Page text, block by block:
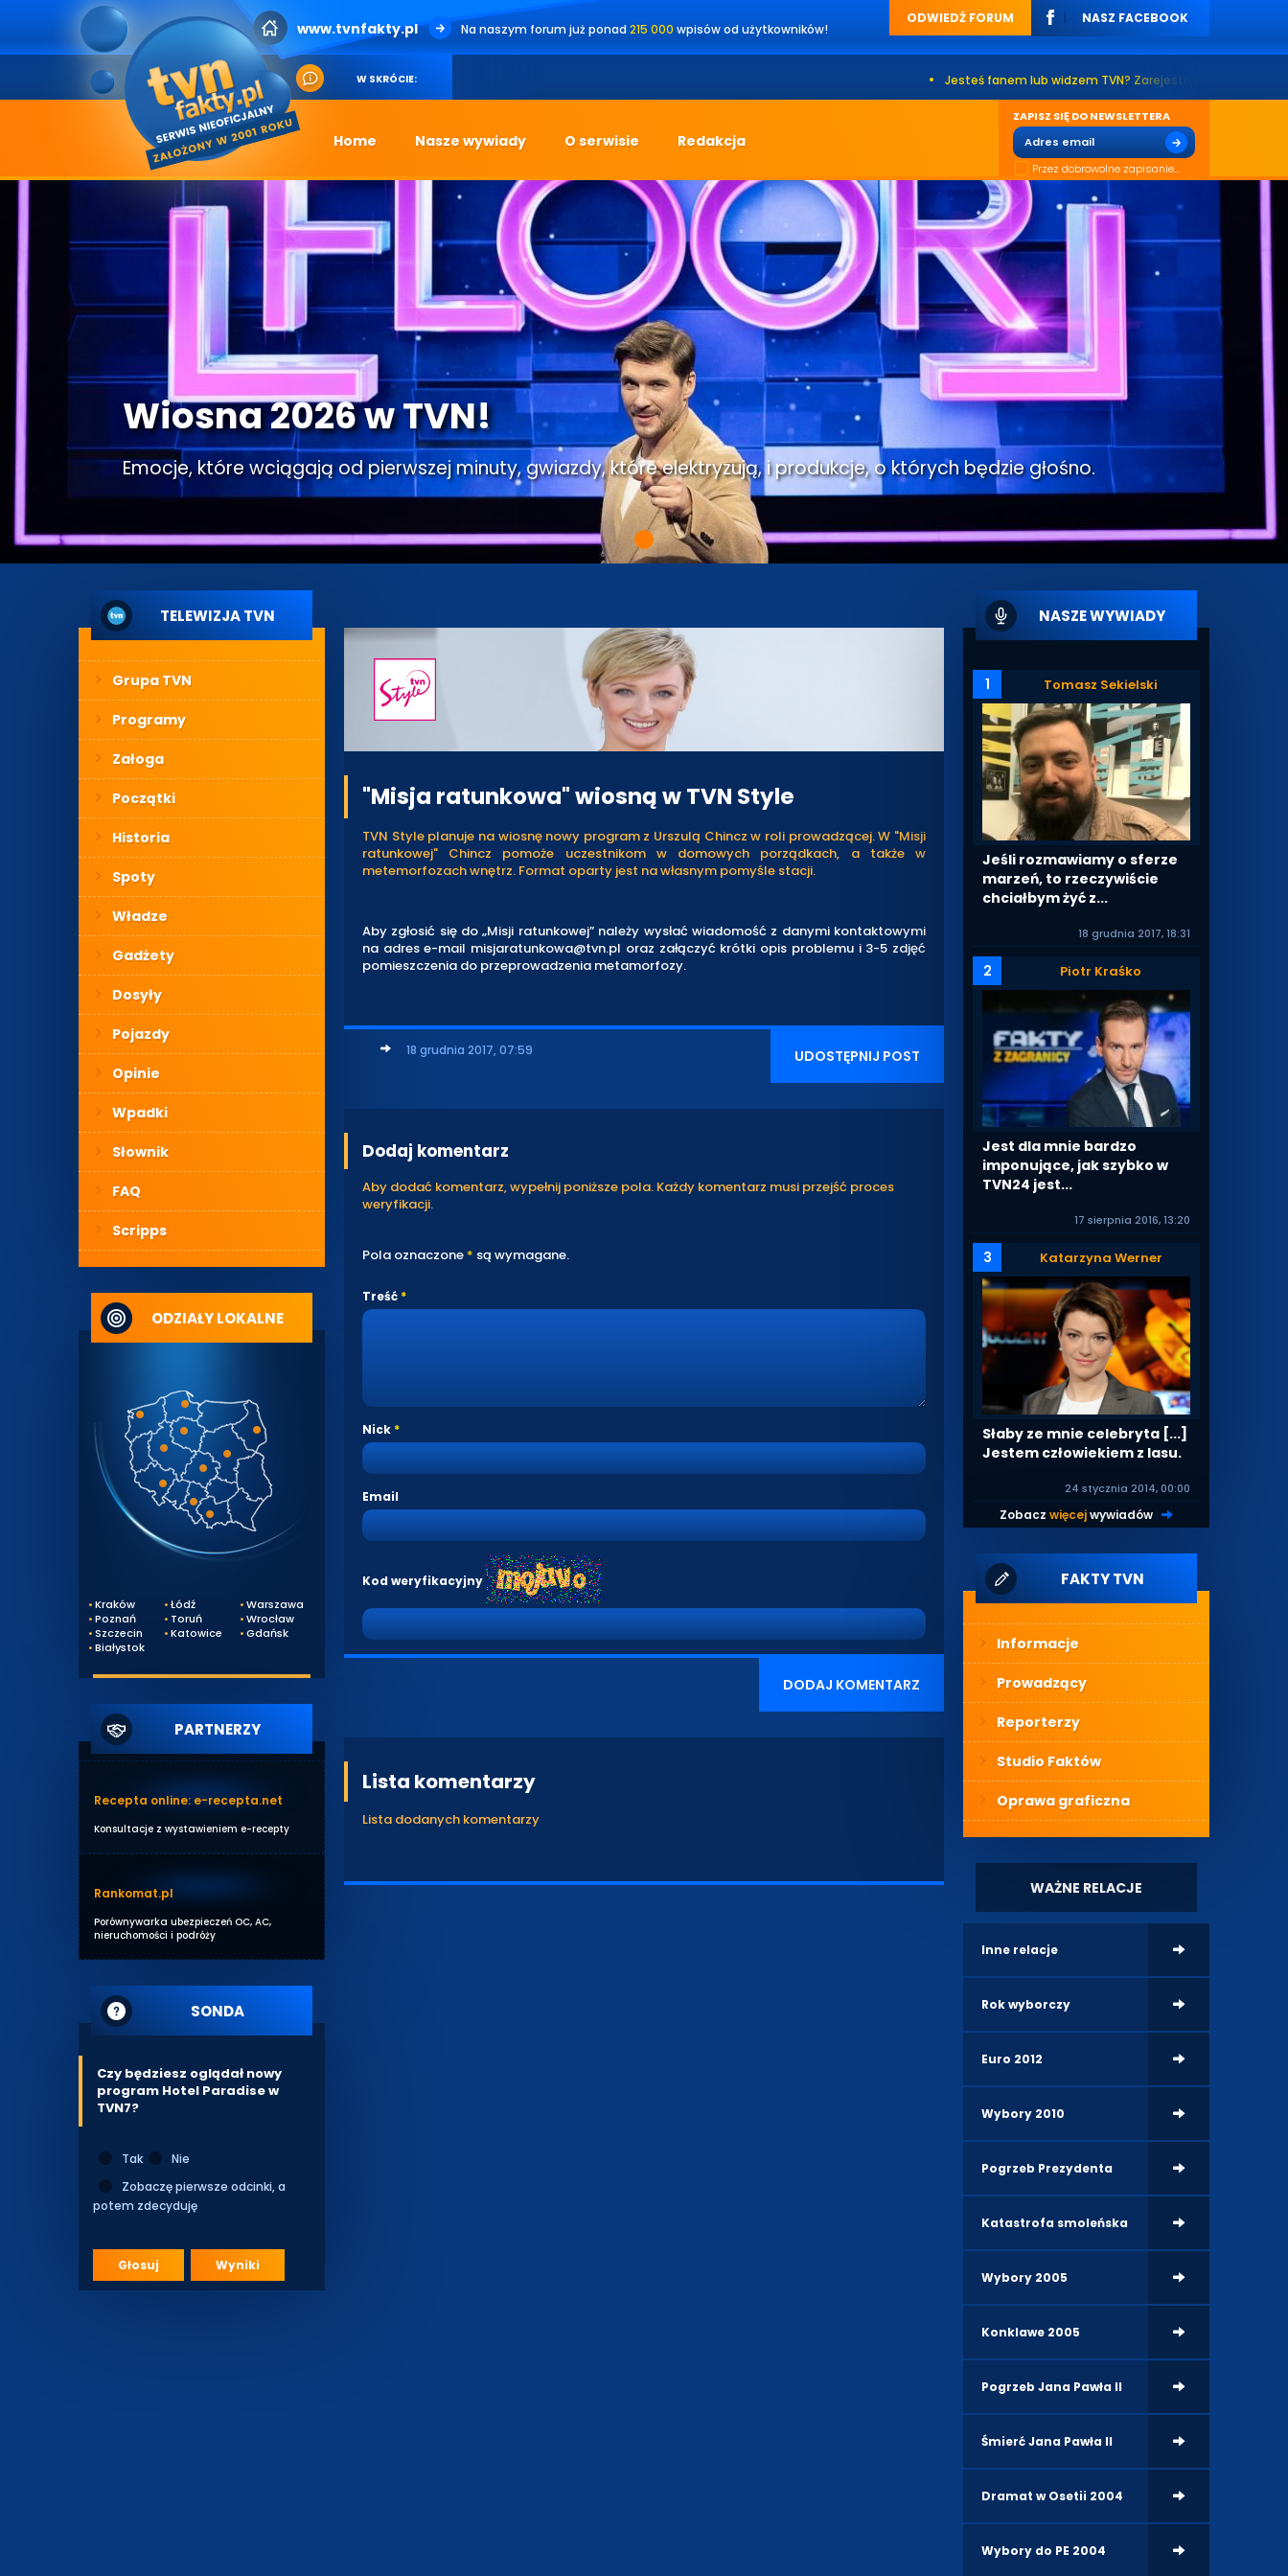
www.tvnfakty.pl Na naszym forum już ponad 215 000 wpisów od użytkowników!
ODWIEDŹ FORUM NASZ FACEBOOK
W SKRÓCIE: Jesteś fanem lub widzem TVN? Zarejestruj się na naszym forum.
Home Nasze wywiady O serwisie Redakcja
ZAPISZ SIĘ DO NEWSLETTERA
Przez dobrowolne zapisanie...
Wiosna 2026 w TVN!
Emocje, które wciągają od pierwszej minuty, gwiazdy, które elektryzują, i produkcje, o których będzie głośno.
TELEWIZJA TVN
Grupa TVN
Programy
Załoga
Początki
Historia
Spoty
Władze
Gadżety
Dosyły
Pojazdy
Opinie
Wpadki
Słownik
FAQ
Scripps
ODZIAŁY LOKALNE
Kraków Łódź
Warszawa
Poznań
Toruń
Wrocław
Szczecin
Katowice
Gdańsk
Białystok
PARTNERZY
Recepta online: e-recepta.net
Konsultacje z wystawieniem e-recepty
Rankomat.pl
Porównywarka ubezpieczeń OC, AC,
nieruchomości i podróży
SONDA
Czy będziesz oglądał nowy
program Hotel Paradise w
TVN7?
Tak
Nie
Zobaczę pierwsze odcinki, a
potem zdecyduję
Głosuj Wyniki
"Misja ratunkowa" wiosną w TVN Style
TVN Style planuje na wiosnę nowy program z Urszulą Chincz w roli prowadzącej. W "Misji
ratunkowej" Chincz pomoże uczestnikom w domowych porządkach, a także w
metemorfozach wnętrz. Format oparty jest na własnym pomyśle stacji.
Aby zgłosić się do „Misji ratunkowej” należy wysłać wiadomość z danymi kontaktowymi
na adres e-mail misjaratunkowa@tvn.pl oraz załączyć krótki opis problemu i 3-5 zdjęć
pomieszczenia do przeprowadzenia metamorfozy.
18 grudnia 2017, 07:59 UDOSTĘPNIJ POST
Dodaj komentarz
Aby dodać komentarz, wypełnij poniższe pola. Każdy komentarz musi przejść proces
weryfikacji.
Pola oznaczone * są wymagane.
Treść
Nick
Email
Kod weryfikacyjny
DODAJ KOMENTARZ
Lista komentarzy
Lista dodanych komentarzy
NASZE WYWIADY
1 Tomasz Sekielski
Jeśli rozmawiamy o sferze
marzeń, to rzeczywiście
chciałbym żyć z...
18 grudnia 2017, 18:31
2 Piotr Kraśko
Jest dla mnie bardzo
imponujące, jak szybko w
TVN24 jest...
17 sierpnia 2016, 13:20
3 Katarzyna Werner
Słaby ze mnie celebryta [...]
Jestem człowiekiem z lasu.
24 stycznia 2014, 00:00
Zobaczwięcejwywiadów |
FAKTY TVN
Informacje
Prowadzący
Reporterzy
Studio Faktów
Oprawa graficzna
WAŻNE RELACJE
Inne relacje
Rok wyborczy
Euro 2012
Wybory 2010
Pogrzeb Prezydenta
Katastrofa smoleńska
Wybory 2005
Konklawe 2005
Pogrzeb Jana Pawła II
Śmierć Jana Pawła II
Dramat w Osetii 2004
Wybory do PE 2004